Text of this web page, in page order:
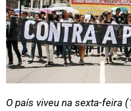
O país viveu na sexta-feira